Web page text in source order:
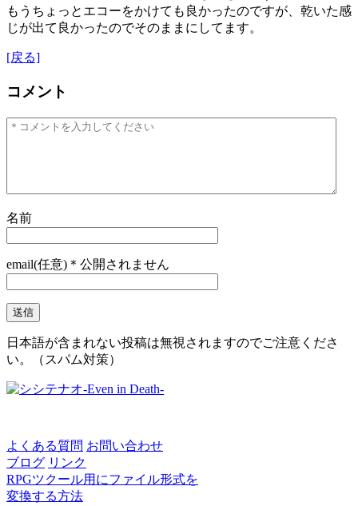
もうちょっとエコーをかけても良かったのですが、乾いた感
じが出て良かったのでそのままにしてます。
[戻る]
コメント
名前
email(任意)＊公開されません
日本語が含まれない投稿は無視されますのでご注意くださ
い。（スパム対策）
よくある質問 お問い合わせ
ブログ リンク
RPGツクール用にファイル形式を
変換する方法